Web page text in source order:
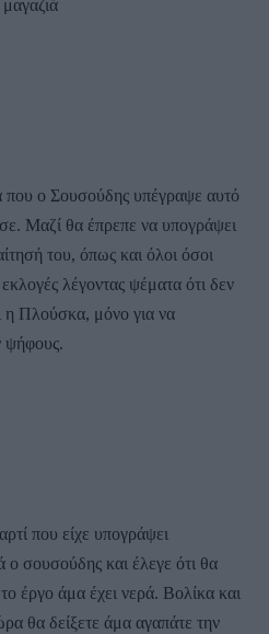
ο Σουσούδης υπέγραψε αυτό
Μαζί θα έπρεπε να υπογράψει
του, όπως και όλοι όσοι
λέγοντας ψέματα ότι δεν
η Πλούσκα, μόνο για να
ψήφους.
που είχε υπογράψει
ο σουσούδης και έλεγε ότι θα
έργο άμα έχει νερά. Βολίκα και
θα δείξετε άμα αγαπάτε την